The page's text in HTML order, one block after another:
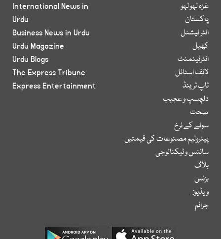
غزہ لہو لہو
پاکستان
انٹر نیشنل
کھیل
انٹرٹینمنٹ
لائف اسٹائل
ٹاپ ٹرینڈ
دلچسپ و عجیب
صحت
سونے کے نرخ
پیٹرولیم مصنوعات کی قیمتیں
سائنس و ٹیکنالوجی
بلاگ
بزنس
ویڈیوز
جرائم
International News in
Urdu
Business News in Urdu
Urdu Magazine
Urdu Blogs
The Express Tribune
Express Entertainment